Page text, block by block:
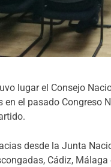
lugar el Consejo
en el pasado Congreso
desde la Junta
Cádiz,